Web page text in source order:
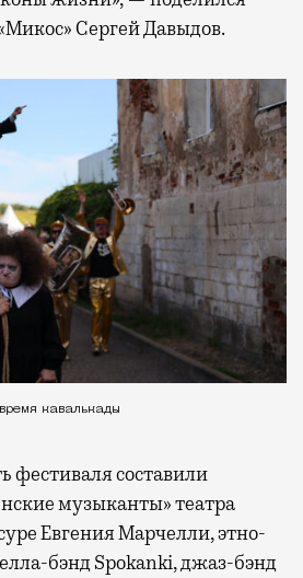
Сергей Давыдов.
кавалькады
фестиваля составили
музыканты» театра
Евгения Марчелли, этно-
бэнд Spokanki, джаз-бэнд